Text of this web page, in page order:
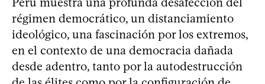
régimen democrático, un distanciamiento
ideológico, una fascinación por los extremos,
en el contexto de una democracia dañada
desde adentro, tanto por la autodestrucción